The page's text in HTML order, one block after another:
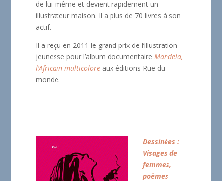
de lui-même et devient rapidement un
illustrateur maison. Il a plus de 70 livres à son
actif.
Il a reçu en 2011 le grand prix de l’illustration
jeunesse pour l’album documentaireMandela,
l’Africain multicolore aux éditions Rue du
monde.
Dessinées :
Visages de
femmes,
poèmes